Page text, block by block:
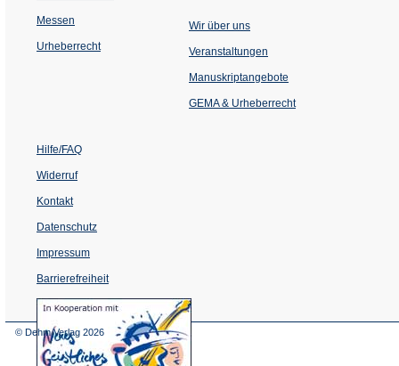
Messen
Urheberrecht
Wir über uns
Veranstaltungen
einem
Tab)
Manuskriptangebote
GEMA & Urheberrecht
Hilfe/FAQ
Widerruf
Kontakt
Datenschutz
Impressum
Barrierefreiheit
(Öffnet
in
© Dehm Verlag 2026